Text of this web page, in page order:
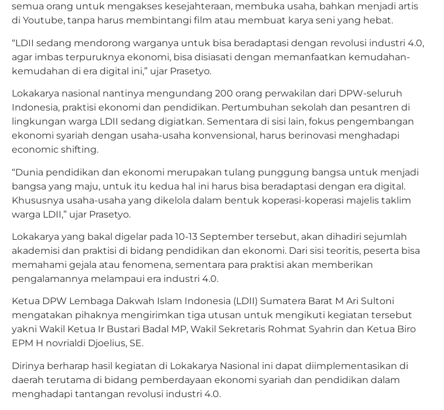
semua orang untuk mengakses kesejahteraan, membuka usaha, bahkan menjadi artis
di Youtube, tanpa harus membintangi film atau membuat karya seni yang hebat.
“LDII sedang mendorong warganya untuk bisa beradaptasi dengan revolusi industri 4.0,
agar imbas terpuruknya ekonomi, bisa disiasati dengan memanfaatkan kemudahan-
kemudahan di era digital ini,” ujar Prasetyo.
Lokakarya nasional nantinya mengundang 200 orang perwakilan dari DPW-seluruh
Indonesia, praktisi ekonomi dan pendidikan. Pertumbuhan sekolah dan pesantren di
lingkungan warga LDII sedang digiatkan. Sementara di sisi lain, fokus pengembangan
ekonomi syariah dengan usaha-usaha konvensional, harus berinovasi menghadapi
economic shifting.
“Dunia pendidikan dan ekonomi merupakan tulang punggung bangsa untuk menjadi
bangsa yang maju, untuk itu kedua hal ini harus bisa beradaptasi dengan era digital.
Khususnya usaha-usaha yang dikelola dalam bentuk koperasi-koperasi majelis taklim
warga LDII,” ujar Prasetyo.
Lokakarya yang bakal digelar pada 10-13 September tersebut, akan dihadiri sejumlah
akademisi dan praktisi di bidang pendidikan dan ekonomi. Dari sisi teoritis, peserta bisa
memahami gejala atau fenomena, sementara para praktisi akan memberikan
pengalamannya melampaui era industri 4.0.
Ketua DPW Lembaga Dakwah Islam Indonesia (LDII) Sumatera Barat M Ari Sultoni
mengatakan pihaknya mengirimkan tiga utusan untuk mengikuti kegiatan tersebut
yakni Wakil Ketua Ir Bustari Badal MP, Wakil Sekretaris Rohmat Syahrin dan Ketua Biro
EPM H novrialdi Djoelius, SE.
Dirinya berharap hasil kegiatan di Lokakarya Nasional ini dapat diimplementasikan di
daerah terutama di bidang pemberdayaan ekonomi syariah dan pendidikan dalam
menghadapi tantangan revolusi industri 4.0.